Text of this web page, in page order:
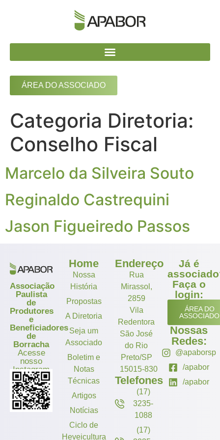
ÁREA DO ASSOCIADO
Categoria Diretoria:
Conselho Fiscal
Marcelo da Silveira Souto
Reginaldo Castrequini
Jason Figueiredo Passos
Associação
Paulista
de
Produtores
e
Beneficiadores
de
Borracha
Acesse
nosso
Instagram
Home
Nossa
História
Propostas
A Diretoria
Seja um
Associado
Boletim e
Notas
Técnicas
Artigos
Notícias
Ciclo de
Heveicultura
Endereço
Rua
Mirassol,
2859
Vila
Redentora
São José
do Rio
Preto/SP
15015-830
Telefones
(17)
3235-
1088
(17)
Já é
Faça o
login:
ÁREA DO
ASSOCIADO
Nossas
Redes:
@apaborsp
/apabor
/apabor